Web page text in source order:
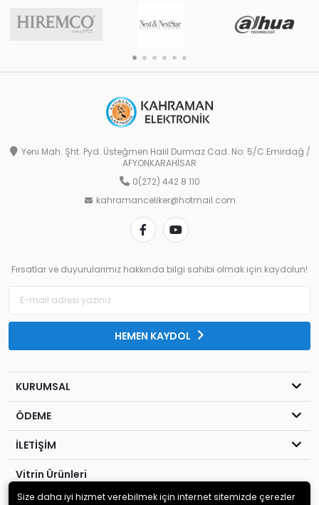
Yeni Mah. Şht. Pyd. Üsteğmen Halil Durmaz Cad. No: 5/C Emirdağ /
AFYONKARAHİSAR
0(272) 442 8 110
kahramanceliker@hotmail.com
Fırsatlar ve duyurularımız hakkında bilgi sahibi olmak için kaydolun!
HEMEN KAYDOL
KURUMSAL
ÖDEME
İLETİŞİM
Vitrin Ürünleri
Size daha iyi hizmet verebilmek için internet sitemizde çerezler